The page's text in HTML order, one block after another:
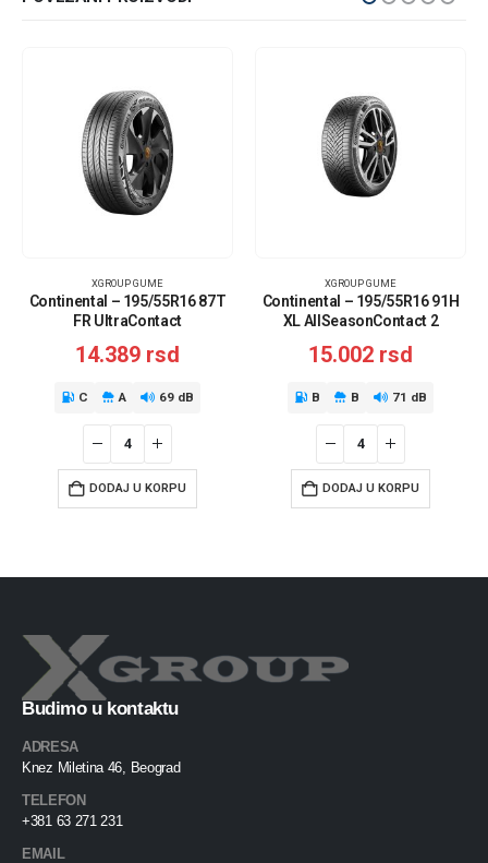
XGROUP GUME
Continental – 195/55R16 87T
FR UltraContact
14.389 rsd
C A 69 dB
DODAJ U KORPU
XGROUP GUME
Continental – 195/55R16 91H
XL AllSeasonContact 2
15.002 rsd
B B 71 dB
DODAJ U KORPU
Budimo u kontaktu
ADRESA
Knez Miletina 46, Beograd
TELEFON
+381 63 271 231
EMAIL